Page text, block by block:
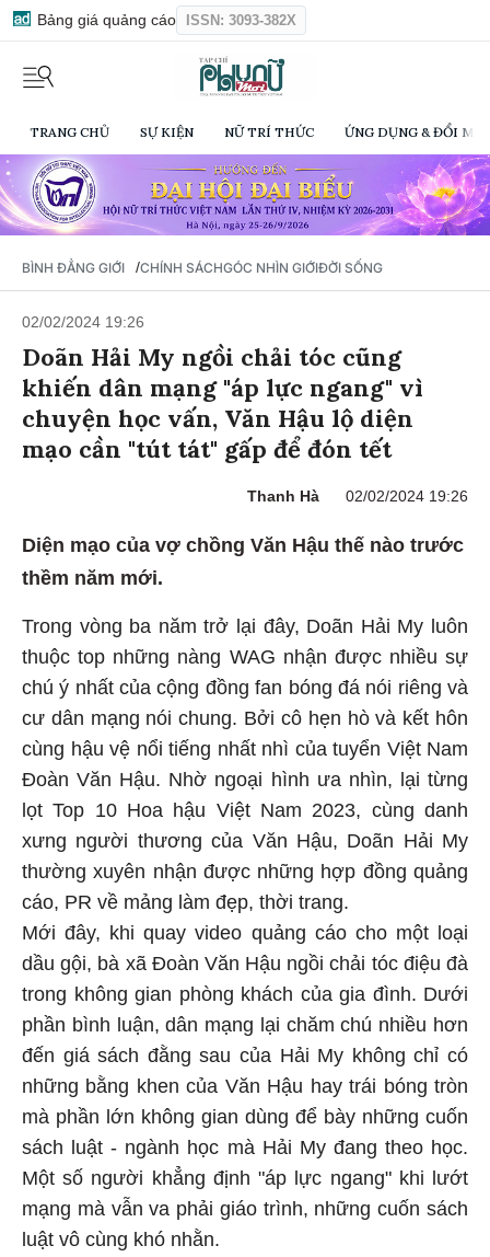
Bảng giá quảng cáo ISSN: 3093-382X
TRANG CHỦ SỰ KIỆN NỮ TRÍ THỨC ỨNG DỤNG & ĐỔI
BÌNH ĐẲNG GIỚI /CHÍNH SÁCHGÓC NHÌN GIỚIĐỜI SỐNG
02/02/2024 19:26
Doãn Hải My ngồi chải tóc cũng
khiến dân mạng "áp lực ngang" vì
chuyện học vấn, Văn Hậu lộ diện
mạo cần "tút tát" gấp để đón tết
Thanh Hà 02/02/2024 19:26
Diện mạo của vợ chồng Văn Hậu thế nào trước
thềm năm mới.
Trong vòng ba năm trở lại đây, Doãn Hải My luôn
thuộc top những nàng WAG nhận được nhiều sự
chú ý nhất của cộng đồng fan bóng đá nói riêng và
cư dân mạng nói chung. Bởi cô hẹn hò và kết hôn
cùng hậu vệ nổi tiếng nhất nhì của tuyển Việt Nam
Đoàn Văn Hậu. Nhờ ngoại hình ưa nhìn, lại từng
lọt Top 10 Hoa hậu Việt Nam 2023, cùng danh
xưng người thương của Văn Hậu, Doãn Hải My
thường xuyên nhận được những hợp đồng quảng
cáo, PR về mảng làm đẹp, thời trang.
Mới đây, khi quay video quảng cáo cho một loại
dầu gội, bà xã Đoàn Văn Hậu ngồi chải tóc điệu đà
trong không gian phòng khách của gia đình. Dưới
phần bình luận, dân mạng lại chăm chú nhiều hơn
đến giá sách đằng sau của Hải My không chỉ có
những bằng khen của Văn Hậu hay trái bóng tròn
mà phần lớn không gian dùng để bày những cuốn
sách luật - ngành học mà Hải My đang theo học.
Một số người khẳng định "áp lực ngang" khi lướt
mạng mà vẫn va phải giáo trình, những cuốn sách
luật vô cùng khó nhằn.